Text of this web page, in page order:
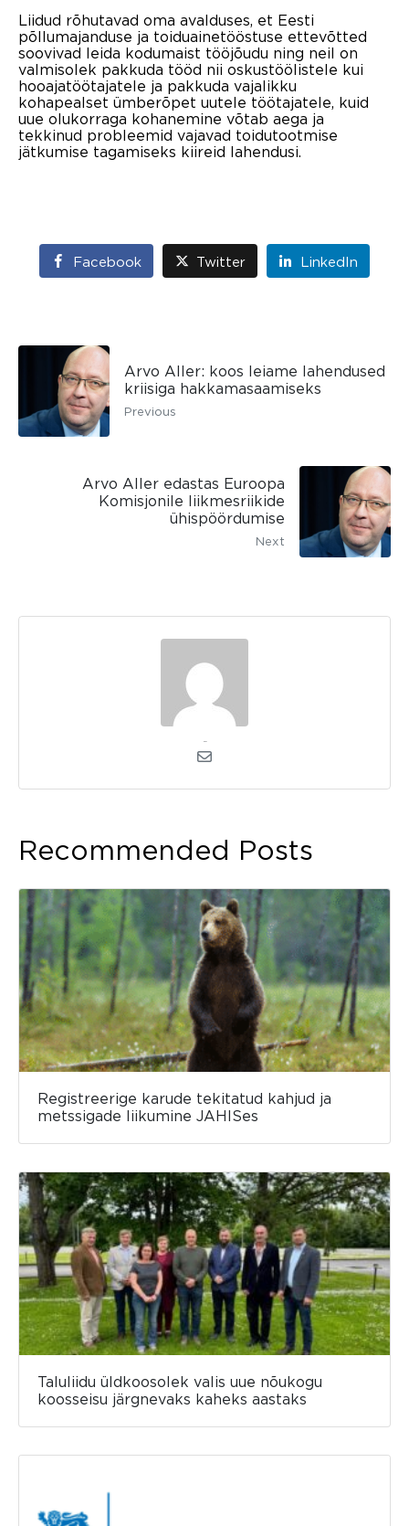
Liidud rõhutavad oma avalduses, et Eesti
põllumajanduse ja toiduainetööstuse ettevõtted
soovivad leida kodumaist tööjõudu ning neil on
valmisolek pakkuda tööd nii oskustöölistele kui
hooajatöötajatele ja pakkuda vajalikku
kohapealset ümberõpet uutele töötajatele, kuid
uue olukorraga kohanemine võtab aega ja
tekkinud probleemid vajavad toidutootmise
jätkumise tagamiseks kiireid lahendusi.
Facebook Twitter LinkedIn
Arvo Aller: koos leiame lahendused
kriisiga hakkamasaamiseks
Previous
Arvo Aller edastas Euroopa
Komisjonile liikmesriikide
ühispöördumise
Next
Recommended Posts
Registreerige karude tekitatud kahjud ja
metssigade liikumine JAHISes
Taluliidu üldkoosolek valis uue nõukogu
koosseisu järgnevaks kaheks aastaks